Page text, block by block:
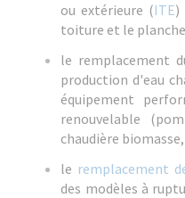
ou extérieure (ITE)
toiture et le
le remplacement
production d'eau
équipement
renouvelable
chaudière
le remplacement
des modèles à